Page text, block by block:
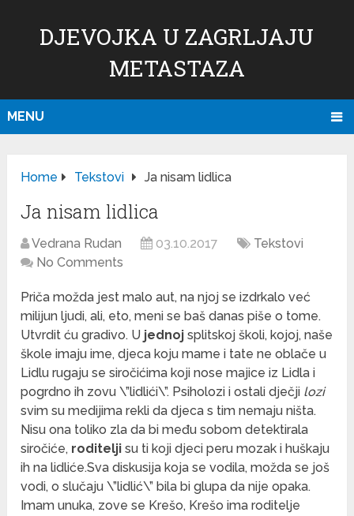
DJEVOJKA U ZAGRLJAJU
METASTAZA
MENU
Home Tekstovi Ja nisam lidlica
Ja nisam lidlica
Vedrana Rudan 03.10.2017
Tekstovi
No Comments
Priča možda jest malo aut, na njoj se izdrkalo već
milijun ljudi, ali, eto, meni se baš danas piše o tome.
Utvrdit ću gradivo. U jednoj splitskoj školi, kojoj, naše
škole imaju ime, djeca koju mame i tate ne oblače u
Lidlu rugaju se siročićima koji nose majice iz Lidla i
pogrdno ih zovu \”lidlići\”. Psiholozi i ostali dječji lozi
svim su medijima rekli da djeca s tim nemaju ništa.
Nisu ona toliko zla da bi među sobom detektirala
siročiće, roditelji su ti koji djeci peru mozak i huškaju
ih na lidliće.Sva diskusija koja se vodila, možda se još
vodi, o slučaju \”lidlić\” bila bi glupa da nije opaka.
Imam unuka, zove se Krešo, Krešo ima roditelje